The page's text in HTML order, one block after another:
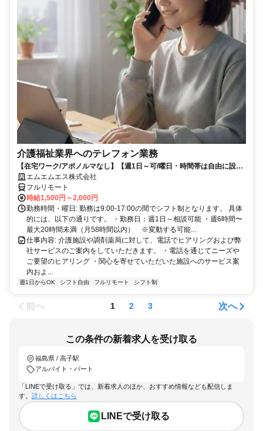
介護福祉業界へのテレフォン業務
【在宅ワーク/アポノルマなし】【週1日～可/曜日・時間帯は自由に設定
可】介護福祉業界へのテレフォン業務（主にヒアリング、商品案内）
エムエムエス株式会社
フルリモート
時給1,500円～2,000円
勤務時間・曜日: 勤務は9:00-17:00の間でシフト制となります。 具体
的には、以下の通りです。 ・勤務日：週1日～相談可能 ・週6時間〜
最大20時間未満（月58時間以内） ※変動する可能...
仕事内容: 介護施設や調剤薬局に対して、電話でヒアリングおよび弊
社サービスのご案内をしていただきます。 ・電話を通じてニーズや
ご要望のヒアリング ・関心を寄せていただいた施設へのサービス案
内およ...
週1日からOK シフト自由 フルリモート シフト制
前へ 1 2 3 次へ
この条件の新着求人を受け取る
福島県 / 高子駅
アルバイト・パート
「LINEで受け取る」では、新着求人のほか、おすすめ情報なども配信しま
す。 詳しくはこちら
LINEで受け取る